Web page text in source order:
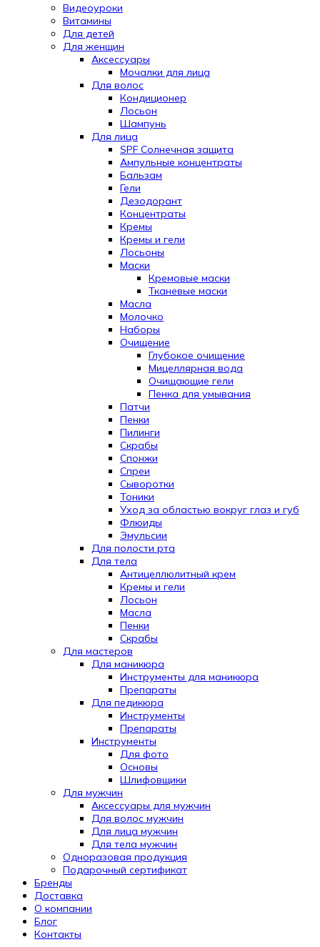
Видеоуроки
Витамины
Для детей
Для женщин
Аксессуары
Мочалки для лица
Для волос
Кондиционер
Лосьон
Шампунь
Для лица
SPF Солнечная защита
Ампульные концентраты
Бальзам
Гели
Дезодорант
Концентраты
Кремы
Кремы и гели
Лосьоны
Маски
Кремовые маски
Тканевые маски
Масла
Молочко
Наборы
Очищение
Глубокое очищение
Мицеллярная вода
Очищающие гели
Пенка для умывания
Патчи
Пенки
Пилинги
Скрабы
Спонжи
Спреи
Сыворотки
Тоники
Уход за областью вокруг глаз и губ
Флюиды
Эмульсии
Для полости рта
Для тела
Антицеллюлитный крем
Кремы и гели
Лосьон
Масла
Пенки
Скрабы
Для мастеров
Для маникюра
Инструменты для маникюра
Препараты
Для педикюра
Инструменты
Препараты
Инструменты
Для фото
Основы
Шлифовщики
Для мужчин
Аксессуары для мужчин
Для волос мужчин
Для лица мужчин
Для тела мужчин
Одноразовая продукция
Подарочный сертификат
Automatically
Hierarchic
Categories
Menu
Бренды
Доставка
О компании
Блог
Контакты